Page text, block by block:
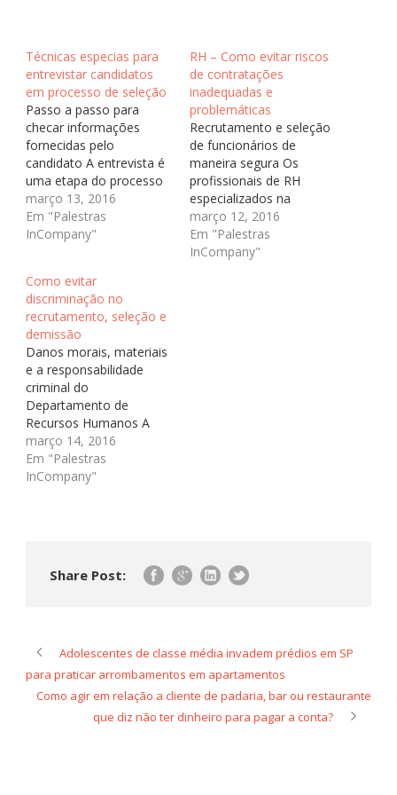
Técnicas especias para
entrevistar candidatos
em processo de seleção
Passo a passo para
checar informações
fornecidas pelo
candidato A entrevista é
uma etapa do processo
seletivo que tem como
objetivo levantar
maiores informações a
objetivo inicial da
entrevista é confirmar e
checar as informações
colocadas no currículo. É
o momento ideal…
março 13, 2016
Em "Palestras
InCompany"
RH – Como evitar riscos
de contratações
inadequadas e
problemáticas
Recrutamento e seleção
de funcionários de
maneira segura Os
profissionais de RH
especializados na
seleção e contratação de
funcionários objetivam
que os candidatos
março 12, 2016
Em "Palestras
InCompany"
Como evitar
discriminação no
recrutamento, seleção e
demissão
Danos morais, materiais
e a responsabilidade
criminal do
Departamento de
Recursos Humanos A
legislação federal proíbe
discriminação de
qualquer natureza para
estar atento aos limites
impostos por diversas
selecionar…
março 14, 2016
Em "Palestras
InCompany"
Share Post:
Adolescentes de classe média invadem prédios em SP
para praticar arrombamentos em apartamentos
Como agir em relação a cliente de padaria, bar ou restaurante
que diz não ter dinheiro para pagar a conta?